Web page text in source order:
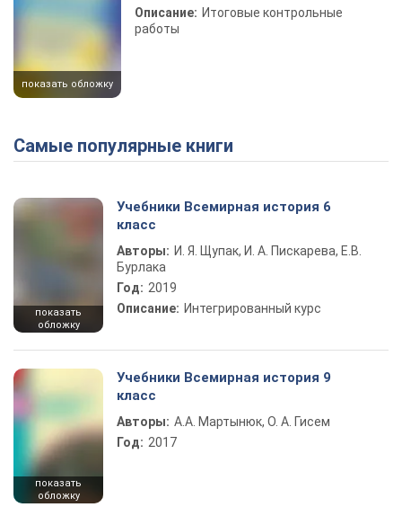
показать обложку
Описание: Итоговые контрольные
работы
Самые популярные книги
показать
обложку
Учебники Всемирная история 6
класс
Авторы: И. Я. Щупак, И. А. Пискарева, Е.В.
Бурлака
Год: 2019
Описание: Интегрированный курс
показать
обложку
Учебники Всемирная история 9
класс
Авторы: А.А. Мартынюк, О. А. Гисем
Год: 2017